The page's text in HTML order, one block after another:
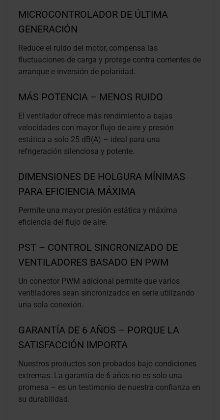
MICROCONTROLADOR DE ÚLTIMA
GENERACIÓN
Reduce el ruido del motor, compensa las
fluctuaciones de carga y protege contra corrientes de
arranque e inversión de polaridad.
MÁS POTENCIA – MENOS RUIDO
El ventilador ofrece más rendimiento a bajas
velocidades con mayor flujo de aire y presión
estática a solo 25 dB(A) – ideal para una
refrigeración silenciosa y potente.
DIMENSIONES DE HOLGURA MÍNIMAS
PARA EFICIENCIA MÁXIMA
Permite una mayor presión estática y máxima
eficiencia del flujo de aire.
PST – CONTROL SINCRONIZADO DE
VENTILADORES BASADO EN PWM
Un conector PWM adicional permite que varios
ventiladores sean sincronizados en serie utilizando
una sola conexión.
GARANTÍA DE 6 AÑOS – PORQUE LA
SATISFACCIÓN IMPORTA
Nuestros productos son probados bajo condiciones
extremas. La garantía de 6 años no es solo una
promesa – es un testimonio de nuestra confianza en
su durabilidad.